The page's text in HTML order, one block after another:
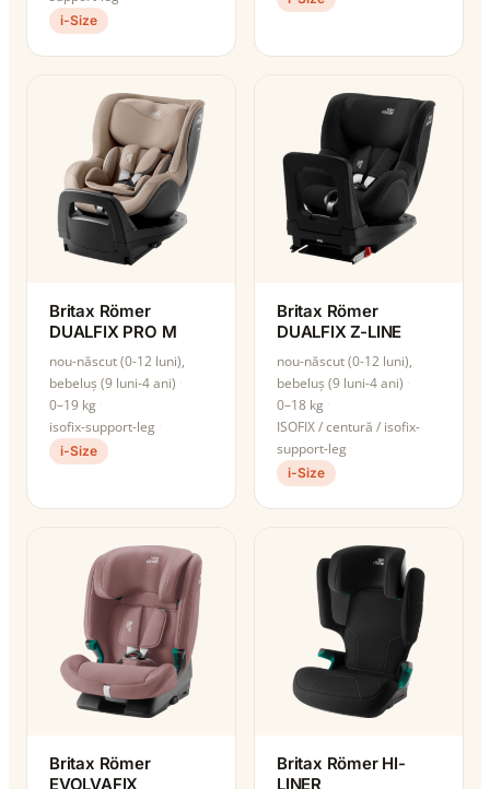
i-Size
Britax Römer
DUALFIX PRO M
nou-născut (0-12 luni),
bebeluș (9 luni-4 ani)
0–19 kg
isofix-support-leg
i-Size
Britax Römer
DUALFIX Z-LINE
nou-născut (0-12 luni),
bebeluș (9 luni-4 ani)
0–18 kg
ISOFIX / centură / isofix-
support-leg
i-Size
Britax Römer
EVOLVAFIX
Britax Römer HI-
LINER